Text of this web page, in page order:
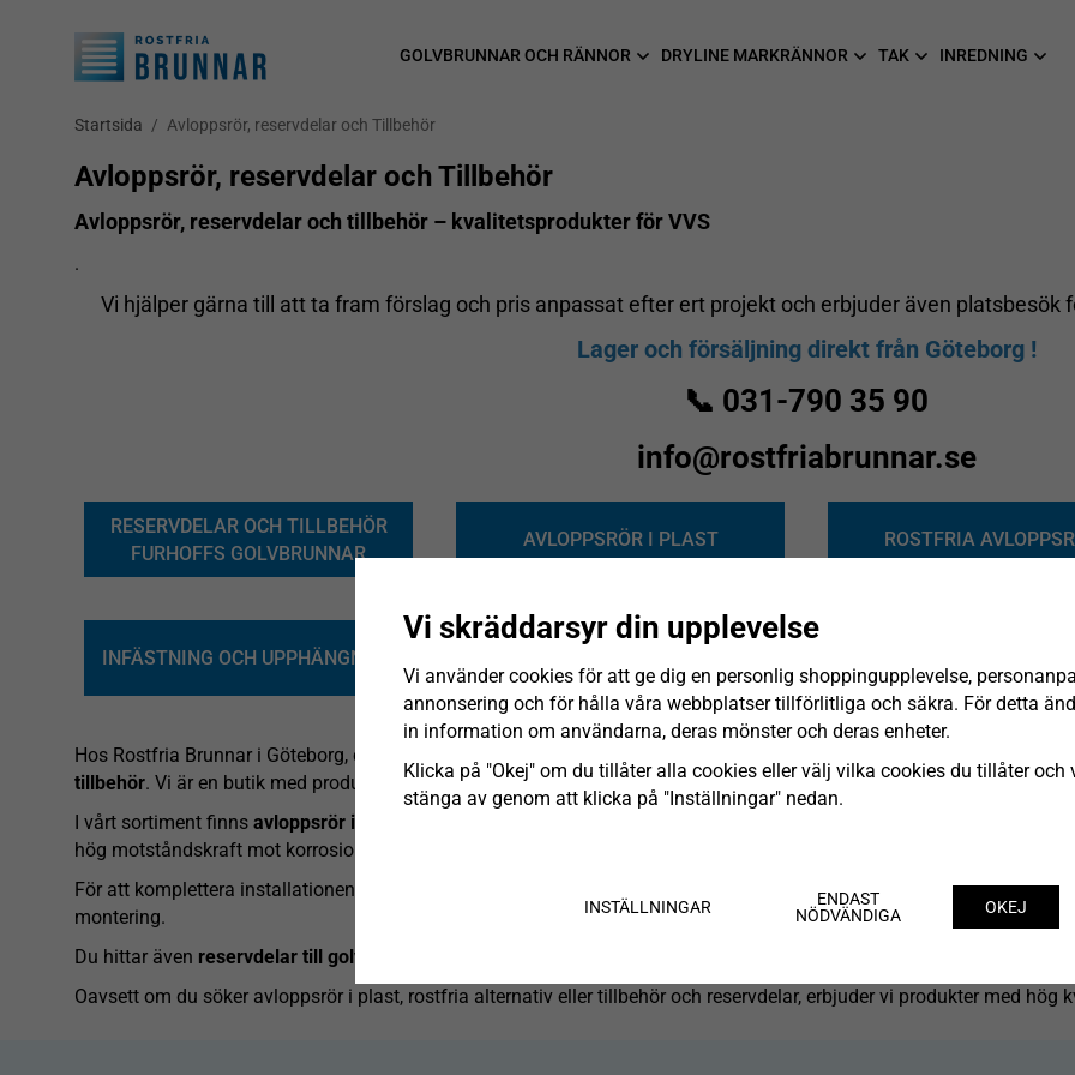
GOLVBRUNNAR OCH RÄNNOR DRYLINE MARKRÄNNOR TAK INREDNING
Startsida / Avloppsrör, reservdelar och Tillbehör
Avloppsrör, reservdelar och Tillbehör
Avloppsrör, reservdelar och tillbehör – kvalitetsprodukter för VVS
.
Vi hjälper gärna till att ta fram förslag och pris anpassat efter ert projekt och erbjuder även
Lager och försäljning direkt från Göteborg !
📞 031-790 35 90
info@rostfriabrunnar.se
RESERVDELAR OCH TILLBEHÖR
FURHOFFS GOLVBRUNNAR
AVLOPPSRÖR I PLAST ROSTFRIA
INFÄSTNING OCH UPPHÄNGNING
SPECIAL
Hos Rostfria Brunnar i Göteborg, din VVS-grossist med fokus på kvalitet och hållbarhet, hittar du ett noggrant utvalt
tillbehör. Vi är en butik med produkter för både proffs och privatpersoner som söker pålitliga komponenter för
I vårt sortiment finns avloppsrör i plast för inomhusmiljö
hög motståndskraft mot korrosion, särskilt lämpat för miljöer där hållbarhet och hygien är extra viktigt.
För att komplettera installationen erbjuder vi ett brett utbud av
, såsom kopplingar, böjar och
montering.
Du hittar även reservdelar till golvbrunnar och rännor
som vi säljer i butiken, vilket gör det enkelt att ersätta slitna
Oavsett om du söker avloppsrör i plast, rostfria alternativ eller tillbehör och reservdelar, erbjuder vi produkter med hög
Vi skräddarsyr din upplevelse
Vi använder cookies för att ge dig en personlig shoppingupplevelse,
annonsering och för hålla våra webbplatser tillförlitliga och säkra. För detta
in information om användarna, deras mönster och deras enheter.
Klicka på "Okej" om du tillåter alla cookies eller välj vilka cookies du tillåter och
stänga av genom att klicka på "Inställningar" nedan.
INSTÄLLNINGAR
ENDAST
NÖDVÄNDIGA
OKEJ